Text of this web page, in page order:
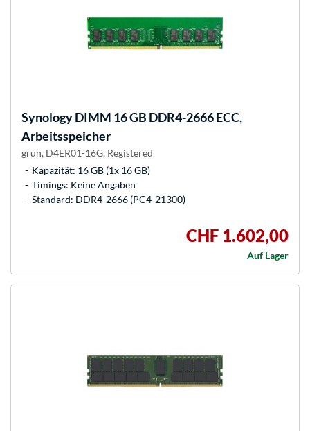
SynologyDIMM 16 GB DDR4-2666 ECC,
Arbeitsspeicher
grün, D4ER01-16G, Registered
Kapazität: 16 GB (1x 16 GB)
Timings: Keine Angaben
Standard: DDR4-2666 (PC4-21300)
CHF 1.602,00
Auf Lager